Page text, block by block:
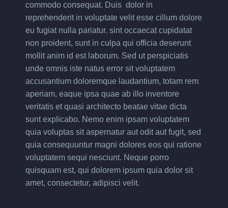
commodo consequat. Duis dolor in
reprehenderit in voluptate velit esse cillum dolore
eu fugiat nulla pariatur. sint occaecat cupidatat
non proident, sunt in culpa qui officia deserunt
mollit anim id est laborum. Sed ut perspiciatis
unde omnis iste natus error sit voluptatem
accusantium doloremque laudantium, totam rem
aperiam, eaque ipsa quae ab illo inventore
veritatis et quasi architecto beatae vitae dicta
sunt explicabo. Nemo enim ipsam voluptatem
quia voluptas sit aspernatur aut odit aut fugit, sed
quia consequuntur magni dolores eos qui ratione
voluptatem sequi nesciunt. Neque porro
quisquam est, qui dolorem ipsum quia dolor sit
amet, consectetur, adipisci velit.